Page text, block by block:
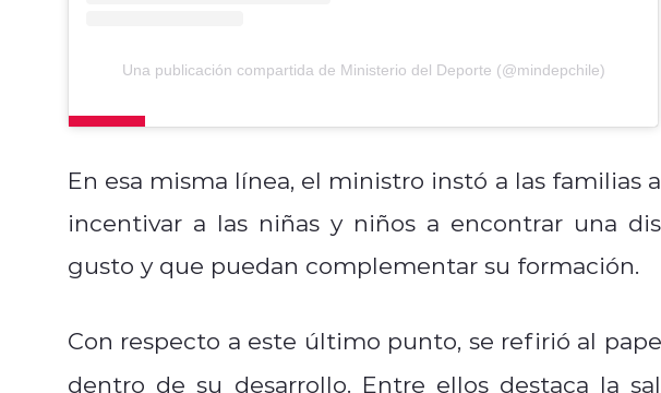
Una publicación compartida de Ministerio del Deporte (@mindepchile)
En esa misma línea, el ministro instó a las familias
incentivar a las niñas y niños a encontrar una
gusto y que puedan complementar su formación.
Con respecto a este último punto, se refirió al
dentro de su desarrollo. Entre ellos destaca la